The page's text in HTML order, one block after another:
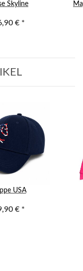
Skyline
€ *
USA
€ *